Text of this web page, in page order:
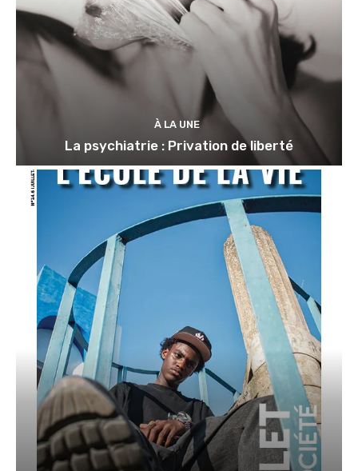
À LA UNE
La psychiatrie : Privation de liberté